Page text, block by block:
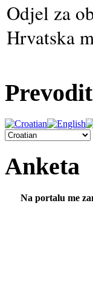
Odjel za
Hrvatska
Anketa
Na portalu me